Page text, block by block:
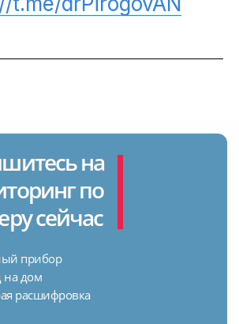
на
по
сейчас
прибор
на дом
расшифровка